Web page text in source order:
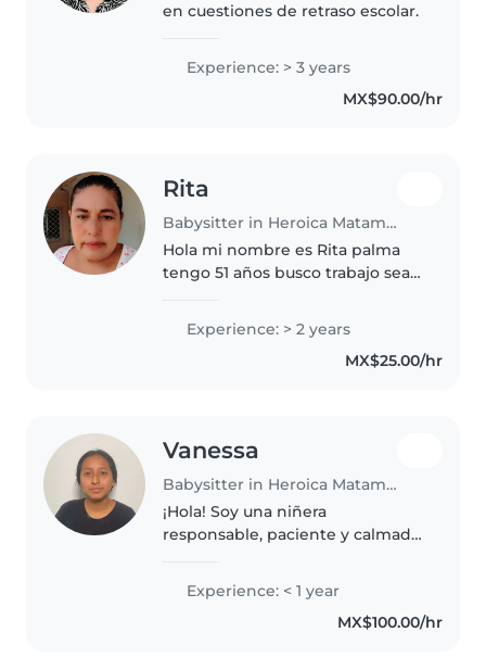
en cuestiones de retraso escolar.
Experience: > 3 years
MX$90.00/hr
Rita
Babysitter in Heroica Matamoros
Hola mi nombre es Rita palma
tengo 51 años busco trabajo sea
soy responsable y muy humilde
Experience: > 2 years
MX$25.00/hr
Vanessa
Babysitter in Heroica Matamoros
¡Hola! Soy una niñera
responsable, paciente y calmada
cuidado de niños en edad
preescolar y escolar, incluyendo
niños con autismo. Me encanta
Experience: < 1 year
MX$100.00/hr